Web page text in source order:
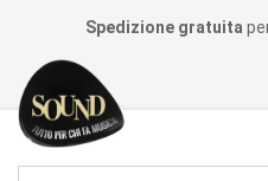
Spedizione gratuita